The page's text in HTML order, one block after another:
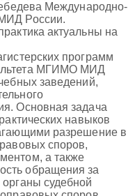
Международно-
России.
актуальны на
программ
МГИМО МИД
заведений,
Основная задача
навыков
разрешение в
споров,
а также
обращения за
судебной